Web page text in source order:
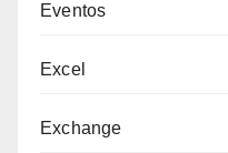
Eventos
Excel
Exchange